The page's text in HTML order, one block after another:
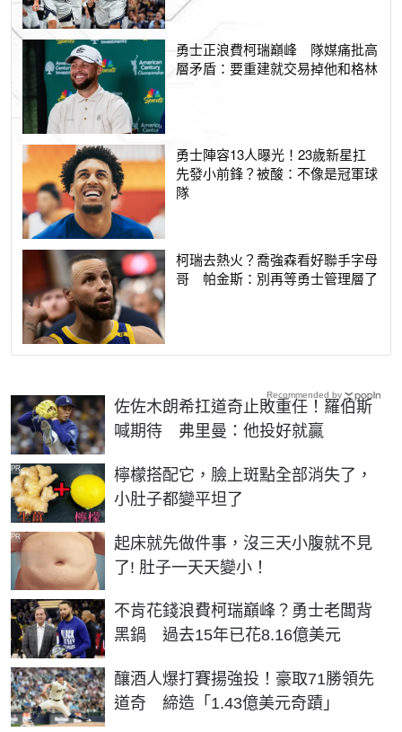
勇士正浪費柯瑞巔峰 隊媒痛批高
層矛盾：要重建就交易掉他和格林
勇士陣容13人曝光！23歲新星扛
先發小前鋒？被酸：不像是冠軍球
隊
柯瑞去熱火？喬強森看好聯手字母
哥 帕金斯：別再等勇士管理層了
佐佐木朗希扛道奇止敗重任！羅伯斯
喊期待 弗里曼：他投好就贏
檸檬搭配它，臉上斑點全部消失了，
小肚子都變平坦了
PR
起床就先做件事，沒三天小腹就不見
了! 肚子一天天變小！
PR
不肯花錢浪費柯瑞巔峰？勇士老闆背
黑鍋 過去15年已花8.16億美元
釀酒人爆打賽揚強投！豪取71勝領先
道奇 締造「1.43億美元奇蹟」
Recommended by